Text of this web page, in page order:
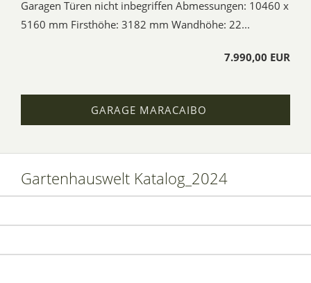
Garagen Türen nicht inbegriffen Abmessungen: 10460 x
5160 mm Firsthöhe: 3182 mm Wandhöhe: 22...
7.990,00 EUR
GARAGE MARACAIBO
Gartenhauswelt Katalog_2024